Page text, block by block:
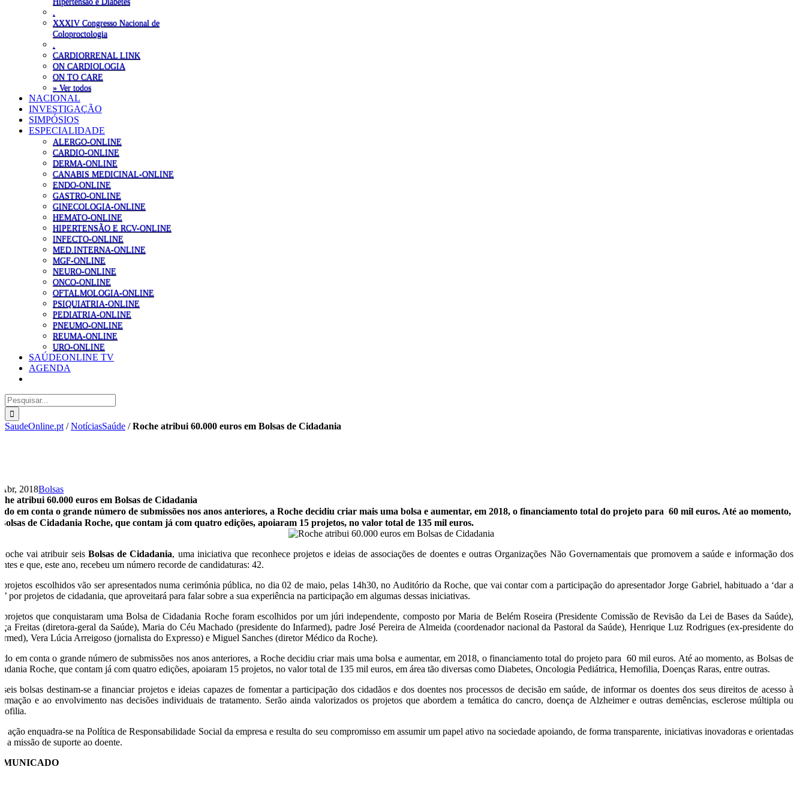
XXXIV Congresso Nacional de
Coloproctologia
CARDIORRENAL LINK
ON CARDIOLOGIA
ON TO CARE
» Ver todos
NACIONAL
INVESTIGAÇÃO
SIMPÓSIOS
ESPECIALIDADE
ALERGO-ONLINE
CARDIO-ONLINE
DERMA-ONLINE
CANABIS MEDICINAL-ONLINE
ENDO-ONLINE
GASTRO-ONLINE
GINECOLOGIA-ONLINE
HEMATO-ONLINE
HIPERTENSÃO E RCV-ONLINE
INFECTO-ONLINE
MED.INTERNA-ONLINE
MGF-ONLINE
NEURO-ONLINE
ONCO-ONLINE
OFTALMOLOGIA-ONLINE
PSIQUIATRIA-ONLINE
PEDIATRIA-ONLINE
PNEUMO-ONLINE
REUMA-ONLINE
URO-ONLINE
SAÚDEONLINE TV
AGENDA
Pesquisar
SaudeOnline.pt /NotíciasSaúde /Roche atribui 60.000 euros em Bolsas de Cidadania
2018Bolsas
atribui 60.000 euros em Bolsas de Cidadania
em conta o grande número de submissões nos anos anteriores, a Roche decidiu criar mais uma bolsa e aumentar, em 2018, o financiamento total do projeto para 60 mil euros. Até ao momento,
de Cidadania Roche, que contam já com quatro edições, apoiaram 15 projetos, no valor total de 135 mil euros.
vai atribuir seis Bolsas de Cidadania, uma iniciativa que reconhece projetos e ideias de associações de doentes e outras Organizações Não Governamentais que promovem a saúde e informação dos
e que, este ano, recebeu um número recorde de candidaturas: 42.
projetos escolhidos vão ser apresentados numa cerimónia pública, no dia 02 de maio, pelas 14h30, no Auditório da Roche, que vai contar com a participação do apresentador Jorge Gabriel, habituado a ‘dar a
por projetos de cidadania, que aproveitará para falar sobre a sua experiência na participação em algumas dessas iniciativas.
projetos que conquistaram uma Bolsa de Cidadania Roche foram escolhidos por um júri independente, composto por Maria de Belém Roseira (Presidente Comissão de Revisão da Lei de Bases da Saúde),
Freitas (diretora-geral da Saúde), Maria do Céu Machado (presidente do Infarmed), padre José Pereira de Almeida (coordenador nacional da Pastoral da Saúde), Henrique Luz Rodrigues (ex-presidente do
Vera Lúcia Arreigoso (jornalista do Expresso) e Miguel Sanches (diretor Médico da Roche).
em conta o grande número de submissões nos anos anteriores, a Roche decidiu criar mais uma bolsa e aumentar, em 2018, o financiamento total do projeto para 60 mil euros. Até ao momento, as Bolsas de
Roche, que contam já com quatro edições, apoiaram 15 projetos, no valor total de 135 mil euros, em área tão diversas como Diabetes, Oncologia Pediátrica, Hemofilia, Doenças Raras, entre outras.
bolsas destinam-se a financiar projetos e ideias capazes de fomentar a participação dos cidadãos e dos doentes nos processos de decisão em saúde, de informar os doentes dos seus direitos de acesso à
e ao envolvimento nas decisões individuais de tratamento. Serão ainda valorizados os projetos que abordem a temática do cancro, doença de Alzheimer e outras demências, esclerose múltipla ou
ação enquadra-se na Política de Responsabilidade Social da empresa e resulta do seu compromisso em assumir um papel ativo na sociedade apoiando, de forma transparente, iniciativas inovadoras e orientadas
a missão de suporte ao doente.